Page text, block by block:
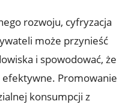
rozwoju, cyfryzacja
może przynieść
i spowodować, że
efektywne. Promowanie
konsumpcji z